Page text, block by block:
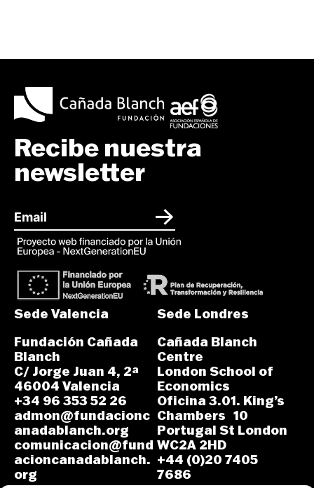
Recibe nuestra
newsletter
Sede Valencia
Fundación Cañada
Blanch
C/ Jorge Juan 4, 2ª
46004 Valencia
+34 96 353 52 26
admon@fundacionc
anadablanch.org
comunicacion@fund
acioncanadablanch.
org
Sede Londres
Cañada Blanch
Centre
London School of
Economics
Oficina 3.01. King’s
Chambers 10
Portugal St London
WC2A 2HD
+44 (0)20 7405
7686